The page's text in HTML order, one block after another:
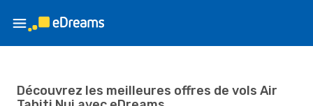
Découvrez les meilleures offres de vols Air